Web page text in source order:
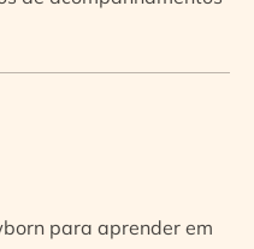
para aprender em